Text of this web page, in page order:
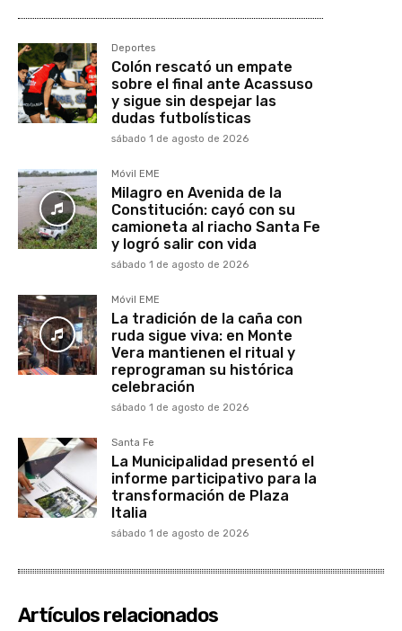
Deportes
Colón rescató un empate
sobre el final ante Acassuso
y sigue sin despejar las
dudas futbolísticas
sábado 1 de agosto de 2026
Móvil EME
Milagro en Avenida de la
Constitución: cayó con su
camioneta al riacho Santa Fe
y logró salir con vida
sábado 1 de agosto de 2026
Móvil EME
La tradición de la caña con
ruda sigue viva: en Monte
Vera mantienen el ritual y
reprograman su histórica
celebración
sábado 1 de agosto de 2026
Santa Fe
La Municipalidad presentó el
informe participativo para la
transformación de Plaza
Italia
sábado 1 de agosto de 2026
Artículos relacionados